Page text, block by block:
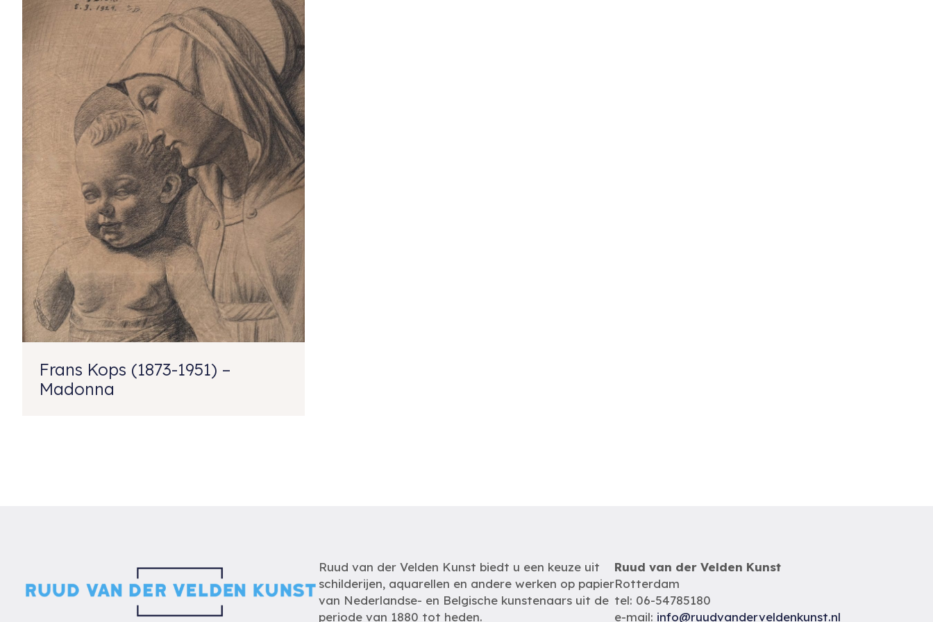
Frans Kops (1873-1951) –
Madonna
Ruud van der Velden Kunst biedt u een keuze uit
schilderijen, aquarellen en andere werken op papier
van Nederlandse- en Belgische kunstenaars uit de
periode van 1880 tot heden.
Ruud van der Velden Kunst
Rotterdam
tel: 06-54785180
e-mail: info@ruudvanderveldenkunst.nl